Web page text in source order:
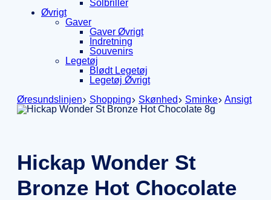
Solbriller
Øvrigt
Gaver
Gaver Øvrigt
Indretning
Souvenirs
Legetøj
Blødt Legetøj
Legetøj Øvrigt
Øresundslinjen
Shopping Skønhed Sminke Ansigt
Hickap Wonder St
Bronze Hot Chocolate